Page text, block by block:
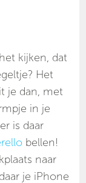
kijken, dat
Het
je dan, met
in je
is daar
bellen!
naar
je iPhone